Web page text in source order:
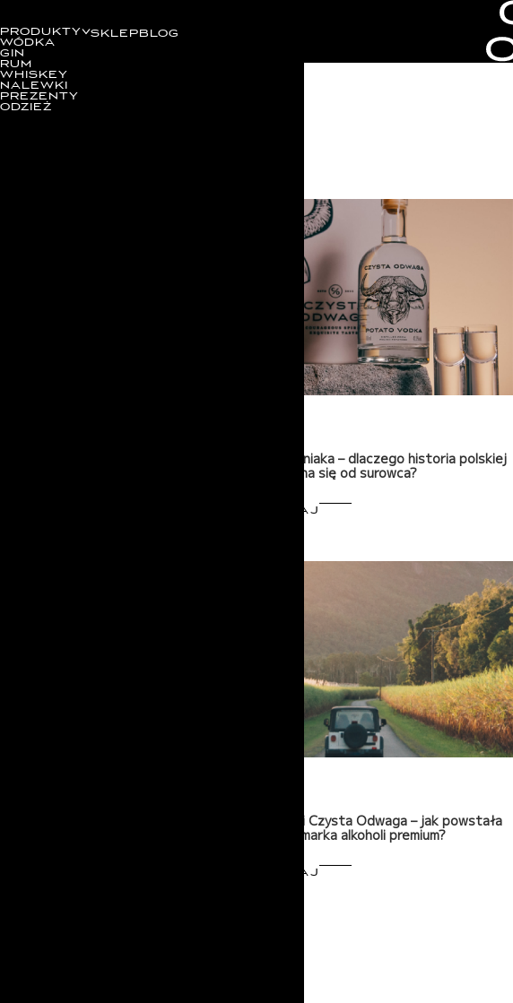
PRODUKTY
WÓDKA
GIN
RUM
WHISKEY
NALEWKI
PREZENTY
ODZIEŻ
SKLEPBLOG
Wódka z ziemniaka – dlaczego historia polskiej
jakości zaczyna się od surowca?
PRZECZYTAJ
Historia marki Czysta Odwaga – jak powstała
nowoczesna marka alkoholi premium?
PRZECZYTAJ